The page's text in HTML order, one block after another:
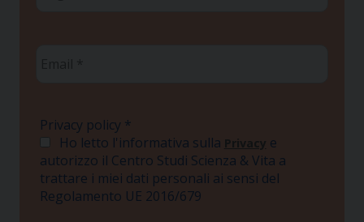
Privacy policy *
Ho letto l'informativa sulla Privacy e
autorizzo il Centro Studi Scienza & Vita a
trattare i miei dati personali ai sensi del
Regolamento UE 2016/679